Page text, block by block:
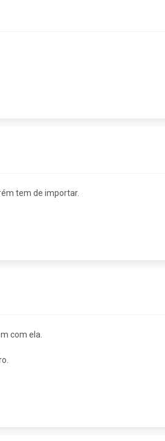
tem de importar.
com ela.